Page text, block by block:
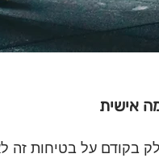
אישית
בקודם על בטיחות זה